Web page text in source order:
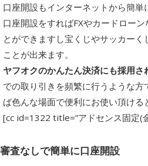
口座開設もインターネットから簡単
口座開設をすればFXやカードロー
とができますし宝くじやサッカー
ことが出来ます。
ヤフオクのかんたん決済にも採用さ
での取り引きを頻繁に行うような
ば色んな場面で便利にお使い頂ける
[cc id=1322 title=”アドセンス固定(
審査なしで簡単に口座開設